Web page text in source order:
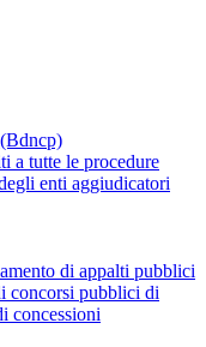
a tutte le procedure
enti aggiudicatori
di appalti pubblici
concorsi pubblici di
concessioni